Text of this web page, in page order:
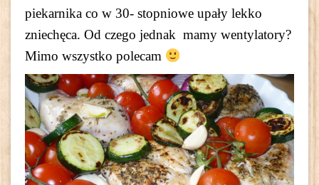
piekarnika co w 30- stopniowe upały lekko
zniechęca. Od czego jednak mamy wentylatory?
Mimo wszystko polecam